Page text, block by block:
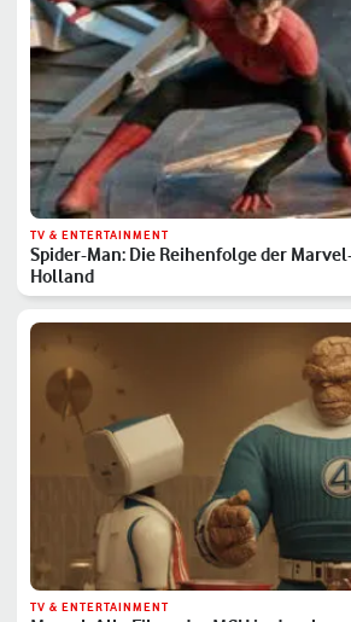
TV & ENTERTAINMENT
Spider-Man: Die Reihenfolge der
Holland
TV & ENTERTAINMENT